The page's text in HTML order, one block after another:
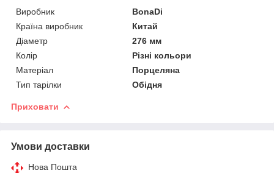
Виробник
BonaDi
Країна виробник
Китай
Діаметр
276 мм
Колір
Різні кольори
Матеріал
Порцеляна
Тип тарілки
Обідня
Приховати
Умови доставки
Нова Пошта